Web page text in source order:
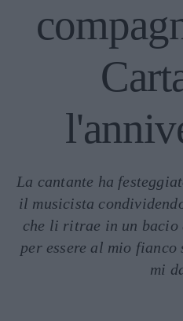
La cantante ha
il musicista
che li ritrae in un bacio
per essere al mio fianco
mi